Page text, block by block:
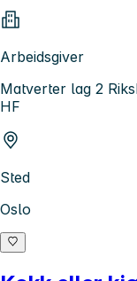
Arbeidsgiver
Matverter lag 2
HF
Sted
Oslo